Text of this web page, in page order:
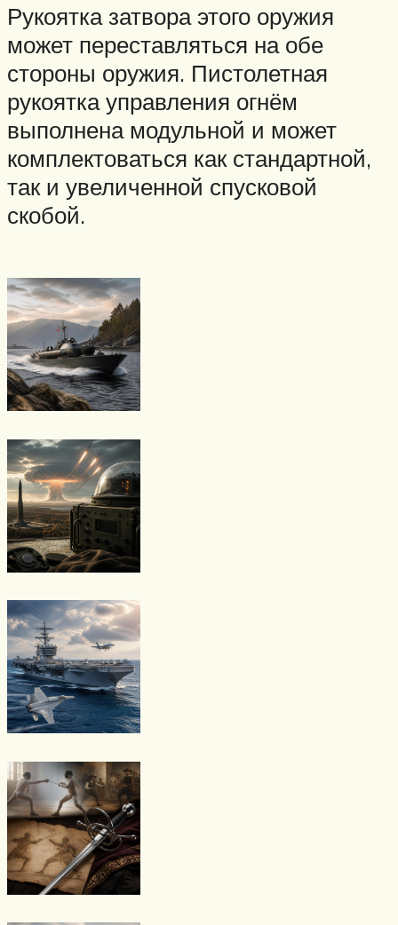
Рукоятка затвора этого оружия
может переставляться на обе
стороны оружия. Пистолетная
рукоятка управления огнём
выполнена модульной и может
комплектоваться как стандартной,
так и увеличенной спусковой
скобой.